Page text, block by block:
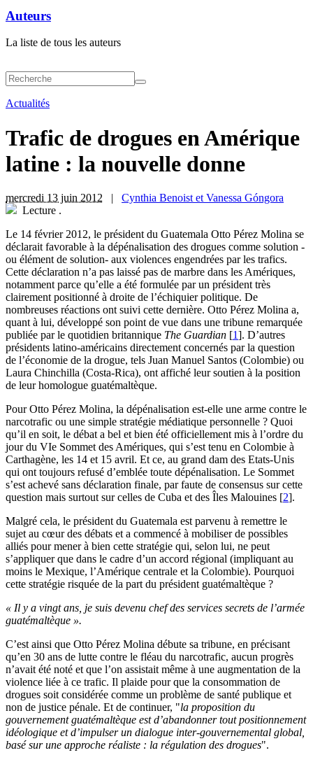
Auteurs
La liste de tous les auteurs
Actualités
Trafic de drogues en Amérique
latine : la nouvelle donne
mercredi 13 juin 2012 | Cynthia Benoist et Vanessa Góngora
Lecture .
Le 14 février 2012, le président du Guatemala Otto Pérez Molina se
déclarait favorable à la dépénalisation des drogues comme solution -
ou élément de solution- aux violences engendrées par les trafics.
Cette déclaration n’a pas laissé pas de marbre dans les Amériques,
notamment parce qu’elle a été formulée par un président très
clairement positionné à droite de l’échiquier politique. De
nombreuses réactions ont suivi cette dernière. Otto Pérez Molina a,
quant à lui, développé son point de vue dans une tribune remarquée
publiée par le quotidien britannique The Guardian [1]. D’autres
présidents latino-américains directement concernés par la question
de l’économie de la drogue, tels Juan Manuel Santos (Colombie) ou
Laura Chinchilla (Costa-Rica), ont affiché leur soutien à la position
de leur homologue guatémaltèque.
Pour Otto Pérez Molina, la dépénalisation est-elle une arme contre le
narcotrafic ou une simple stratégie médiatique personnelle ? Quoi
qu’il en soit, le débat a bel et bien été officiellement mis à l’ordre du
jour du VIe Sommet des Amériques, qui s’est tenu en Colombie à
Carthagène, les 14 et 15 avril. Et ce, au grand dam des Etats-Unis
qui ont toujours refusé d’emblée toute dépénalisation. Le Sommet
s’est achevé sans déclaration finale, par faute de consensus sur cette
question mais surtout sur celles de Cuba et des Îles Malouines [2].
Malgré cela, le président du Guatemala est parvenu à remettre le
sujet au cœur des débats et a commencé à mobiliser de possibles
alliés pour mener à bien cette stratégie qui, selon lui, ne peut
s’appliquer que dans le cadre d’un accord régional (impliquant au
moins le Mexique, l’Amérique centrale et la Colombie). Pourquoi
cette stratégie risquée de la part du président guatémaltèque ?
« Il y a vingt ans, je suis devenu chef des services secrets de l’armée
guatémaltèque ».
C’est ainsi que Otto Pérez Molina débute sa tribune, en précisant
qu’en 30 ans de lutte contre le fléau du narcotrafic, aucun progrès
n’avait été noté et que l’on assistait même à une augmentation de la
violence liée à ce trafic. Il plaide pour que la consommation de
drogues soit considérée comme un problème de santé publique et
non de justice pénale. Et de continuer, "la proposition du
gouvernement guatémaltèque est d’abandonner tout positionnement
idéologique et d’impulser un dialogue inter-gouvernemental global,
basé sur une approche réaliste : la régulation des drogues".